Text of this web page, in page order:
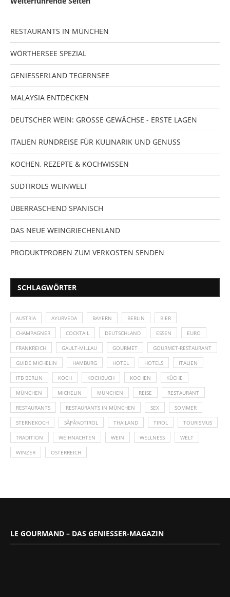
RESTAURANTS IN MÜNCHEN
WÖRTHERSEE SPEZIAL
GENIESSERLAND TEGERNSEE
MALAYSIA ENTDECKEN
DEUTSCHER WEIN: GROSSE GEWÄCHSE - ERSTE LAGEN
ITALIEN RUNDREISE FÜR KULINARIK UND GENUSS
KOCHEN, REZEPTE & KOCHWISSEN
SÜDTIROLS WEINWELT
ÜBERRASCHEND SPANISCH
DAS NEUE WEINGRIECHENLAND
PRODUKTPROBEN ZUM VERKOSTEN SENDEN
SCHLAGWÖRTER
AUSTRIA AYURVEDA BAYERN BERLIN BIER
CHAMPAGNER COCKTAIL DEUTSCHLAND ESSEN EURO
FRANKREICH GAULT-MILLAU GOURMET GOURMET-RESTAURANT
GUIDE MICHELIN HAMBURG HOTEL HOTELS ITALIEN
ITB BERLIN KOCH KOCHBUCH KOCHEN KÜCHE
MÜNCHEN MICHELIN MÜNCHEN REISE RESTAURANT
RESTAURANTS RESTAURANTS IN MÜNCHEN SEX SOMMER
STERNEKOCH SÃƑÂ¼DTIROL THAILAND TIROL TOURISMUS
TRADITION WEIHNACHTEN WEIN WELLNESS WELT
WINZER ÖSTERREICH
LE GOURMAND – DAS GENIESSER-MAGAZIN